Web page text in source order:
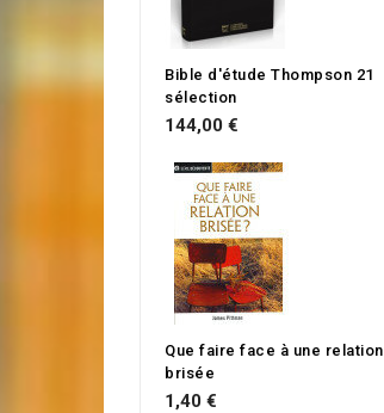
Bible d'étude Thompson 21
sélection
144,00 €
Que faire face à une relation
brisée
1,40 €